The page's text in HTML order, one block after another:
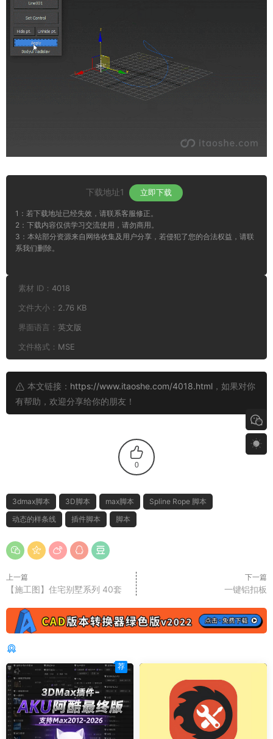
下载地址1 立即下载
1：若下载地址已经失效，请联系客服修正。
2：下载内容仅供学习交流使用，请勿商用。
3：本站部分资源来自网络收集及用户分享，若侵犯了您的合法权益，请联
系我们删除。
素材 ID： 4018
文件大小： 2.76 KB
界面语言： 英文版
文件格式： MSE
本文链接： https://www.itaoshe.com/4018.html ，如果对你
有帮助，欢迎分享给你的朋友！
0
3dmax脚本 3D脚本 max脚本
Spline Rope 脚本
动态的样条线
插件脚本 脚本
上一篇
【施工图】住宅别墅系列 40套
下一篇
一键铝扣板
荐